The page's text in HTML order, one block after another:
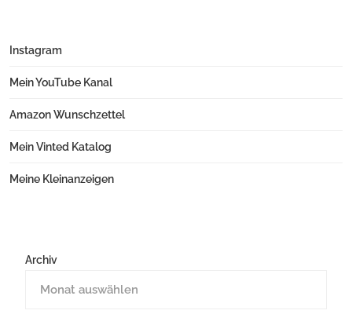
Instagram
Mein YouTube Kanal
Amazon Wunschzettel
Mein Vinted Katalog
Meine Kleinanzeigen
Archiv